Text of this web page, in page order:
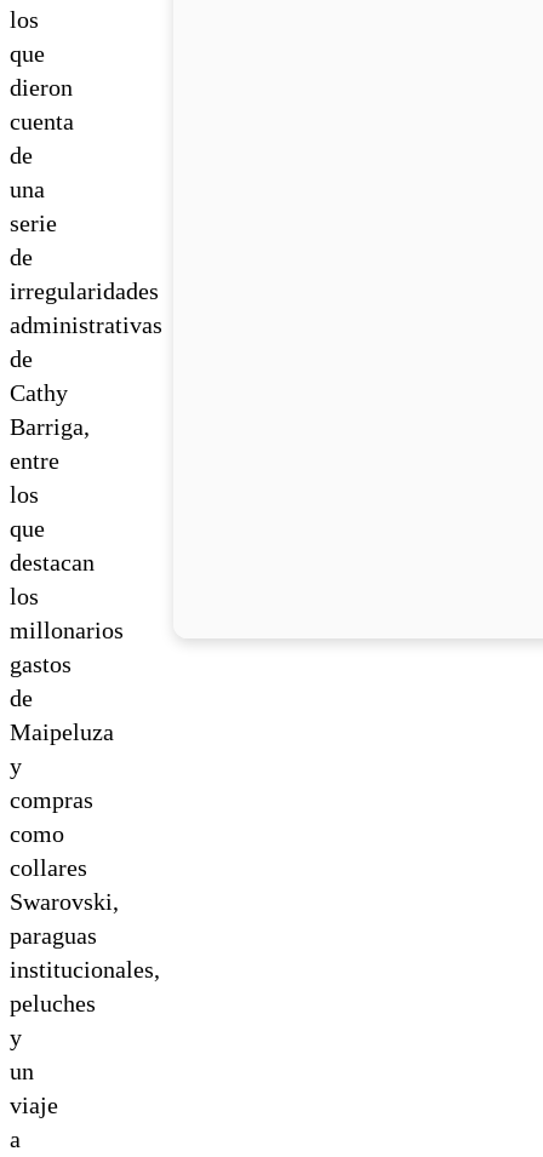
los
que
dieron
cuenta
de
una
serie
de
irregularidades
administrativas
de
Cathy
Barriga,
entre
los
que
destacan
los
millonarios
gastos
de
Maipeluza
y
compras
como
collares
Swarovski,
paraguas
institucionales,
peluches
y
un
viaje
a